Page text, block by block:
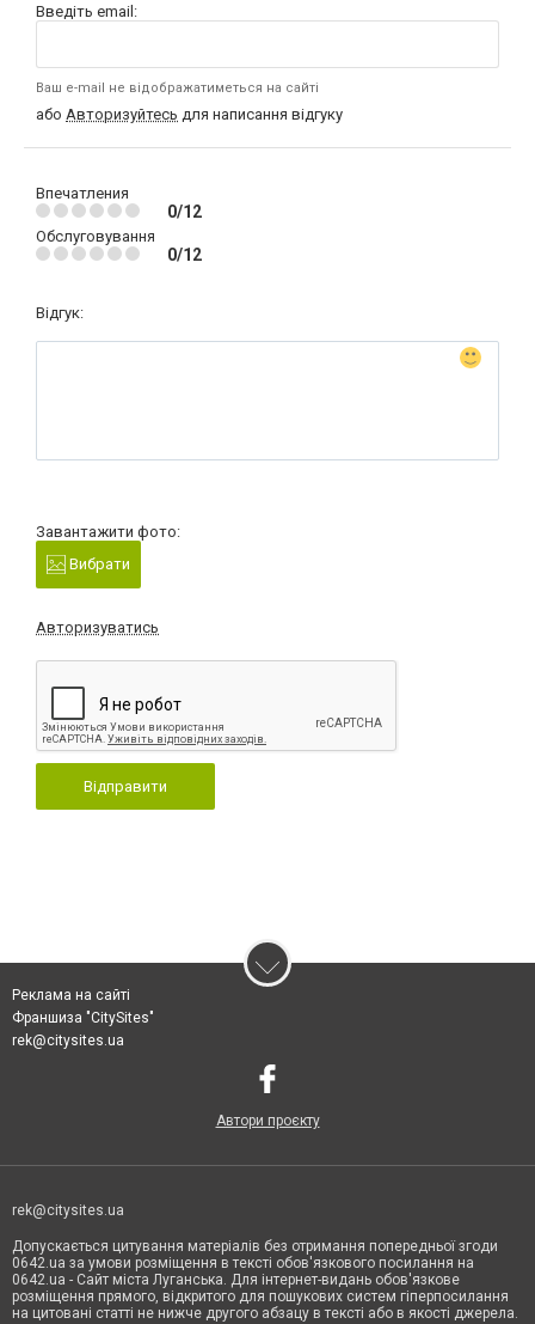
Введіть email:
Ваш e-mail не відображатиметься на сайті
або Авторизуйтесь для написання відгуку
Впечатления
0/12
Обслуговування
0/12
Відгук:
Завантажити фото:
Вибрати
Авторизуватись
Відправити
Реклама на сайті
Франшиза "CitySites"
rek@citysites.ua
Автори проєкту
rek@citysites.ua
Допускається цитування матеріалів без отримання попередньої згоди
0642.ua за умови розміщення в тексті обов'язкового посилання на
0642.ua - Сайт міста Луганська. Для інтернет-видань обов'язкове
розміщення прямого, відкритого для пошукових систем гіперпосилання
на цитовані статті не нижче другого абзацу в тексті або в якості джерела.